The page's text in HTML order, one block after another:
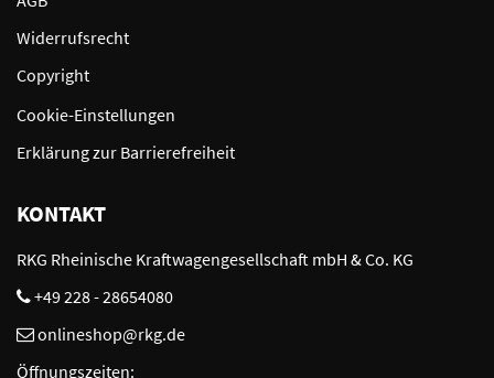
Widerrufsrecht
Copyright
Cookie-Einstellungen
Erklärung zur Barrierefreiheit
KONTAKT
RKG Rheinische Kraftwagengesellschaft mbH & Co. KG
+49 228 - 28654080
onlineshop@rkg.de
Öffnungszeiten: